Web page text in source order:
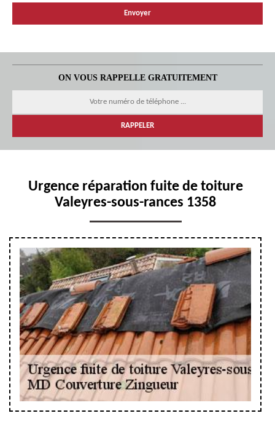
ON VOUS RAPPELLE GRATUITEMENT
Urgence réparation fuite de toiture
Valeyres-sous-rances 1358